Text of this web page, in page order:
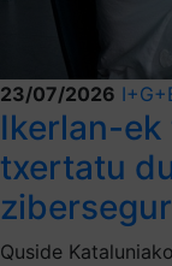
23/07/2026
Ikerlan-
txertatu
Quside